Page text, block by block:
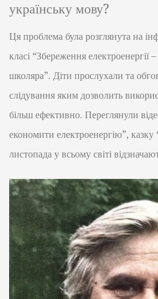
українську мову?
Ця проблема була розглянута на
класі “Збереження електроенергії
школяра”. Діти прослухали та
слідування яким дозволить
більш ефективно. Переглянули
економити електроенергію”, казку
листопада у всьому світі